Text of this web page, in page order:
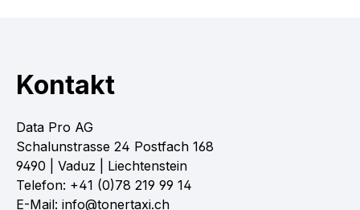
Kontakt
Data Pro AG
Schalunstrasse 24 Postfach 168
9490 | Vaduz | Liechtenstein
Telefon: +41 (0)78 219 99 14
E-Mail: info@tonertaxi.ch